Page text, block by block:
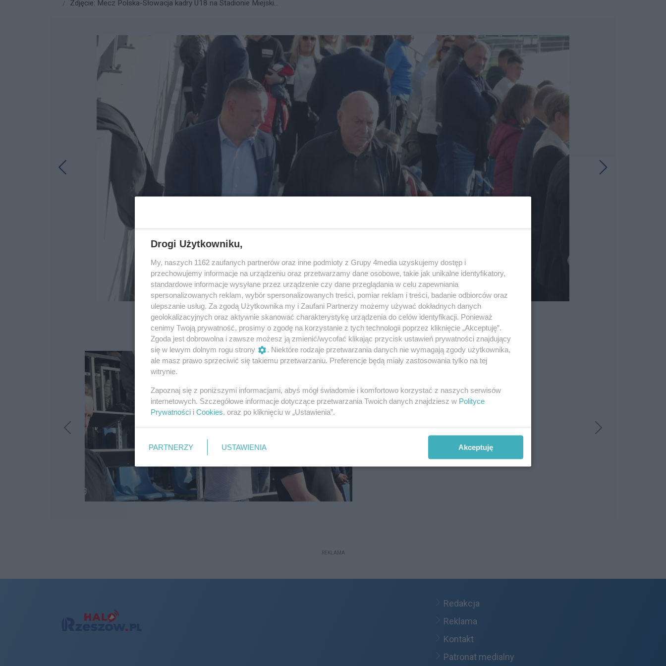
Zdjęcie: Mecz Polska-Słowacja kadry U18 na Stadionie Miejski...
65 / 200
REKLAMA
Redakcja
Reklama
Kontakt
Patronat medialny
Drogi Użytkowniku,
My, naszych 1162 zaufanych partnerów oraz inne podmioty z Grupy 4media uzyskujemy dostęp i
przechowujemy informacje na urządzeniu oraz przetwarzamy dane osobowe, takie jak unikalne identyfikatory,
standardowe informacje wysyłane przez urządzenie czy dane przeglądania w celu zapewniania
spersonalizowanych reklam, wybór spersonalizowanych treści, pomiar reklam i treści, badanie odbiorców oraz
ulepszanie usług. Za zgodą Użytkownika my i Zaufani Partnerzy możemy używać dokładnych danych
geolokalizacyjnych oraz aktywnie skanować charakterystykę urządzenia do celów identyfikacji. Ponieważ
cenimy Twoją prywatność, prosimy o zgodę na korzystanie z tych technologii poprzez kliknięcie „Akceptuję”.
Zgoda jest dobrowolna i zawsze możesz ją zmienić/wycofać klikając przycisk ustawień prywatności znajdujący
się w lewym dolnym rogu strony
. Niektóre rodzaje przetwarzania danych nie wymagają zgody użytkownika,
ale masz prawo sprzeciwić się takiemu przetwarzaniu. Preferencje będą miały zastosowania tylko na tej
witrynie.
Zapoznaj się z poniższymi informacjami, abyś mógł świadomie i komfortowo korzystać z naszych serwisów
internetowych. Szczegółowe informacje dotyczące przetwarzania Twoich danych znajdziesz w Polityce
Prywatności i Cookies. oraz po kliknięciu w „Ustawienia”.
PARTNERZY USTAWIENIA Akceptuję